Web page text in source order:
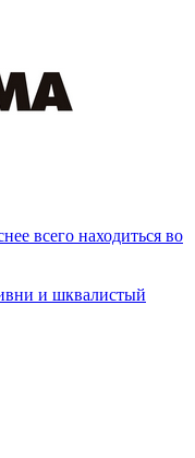
всего находиться во
и шквалистый